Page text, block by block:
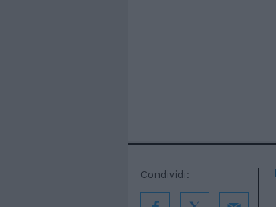
Condividi: